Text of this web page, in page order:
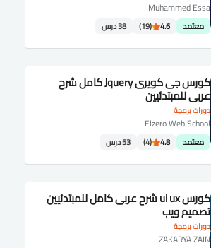
Muhammed Essa
معتمد 4.6
(19) 38 درس
دورات برمجة
كورس جى كويرى Jquery كامل شرح
عربى للمبتدئيين
Elzero Web School
معتمد 4.8
(4) 53 درس
دورات برمجة
كورس ui ux شرح عربى كامل للمبتدئيين
تصميم ويب
ZAKARYA ZAIN